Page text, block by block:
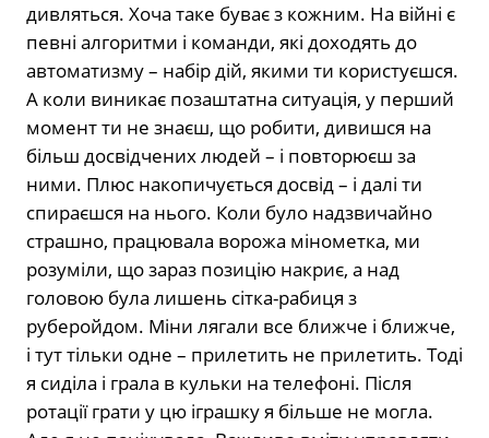
дивляться. Хоча таке буває з кожним. На війні є
певні алгоритми і команди, які доходять до
автоматизму – набір дій, якими ти користуєшся.
А коли виникає позаштатна ситуація, у перший
момент ти не знаєш, що робити, дивишся на
більш досвідчених людей – і повторюєш за
ними. Плюс накопичується досвід – і далі ти
спираєшся на нього. Коли було надзвичайно
страшно, працювала ворожа мінометка, ми
розуміли, що зараз позицію накриє, а над
головою була лишень сітка-рабиця з
руберойдом. Міни лягали все ближче і ближче,
і тут тільки одне – прилетить не прилетить. Тоді
я сиділа і грала в кульки на телефоні. Після
ротації грати у цю іграшку я більше не могла.